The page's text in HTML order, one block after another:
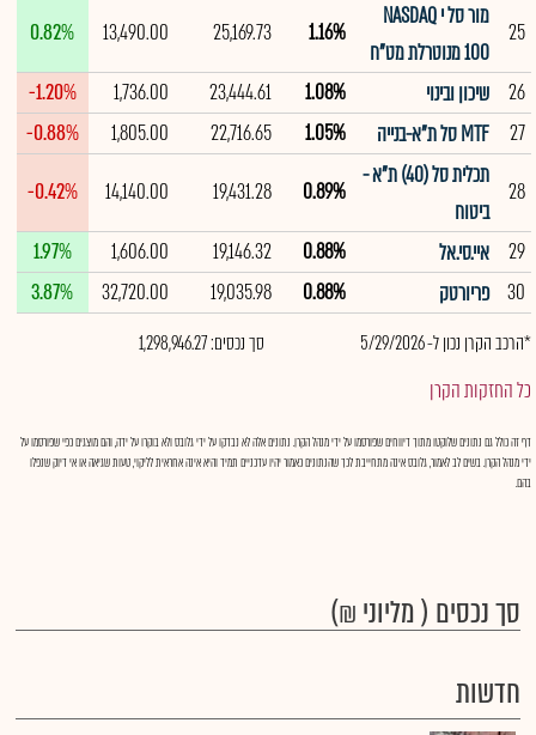
25
מור סל י NASDAQ
100 מנוטרלת מט"ח
1.16%
25,169.73
13,490.00
0.82%
26
שיכון ובינוי 1.08%
23,444.61
1,736.00
-1.20%
27
MTF סל ת"א-בנייה 1.05%
22,716.65
1,805.00
-0.88%
28
תכלית סל (40) ת"א -
ביטוח
0.89%
19,431.28
14,140.00
-0.42%
29
איי.סי.אל 0.88%
19,146.32
1,606.00
1.97%
30
פריורטק 0.88%
19,035.98
32,720.00
3.87%
*הרכב הקרן נכון ל- 5/29/2026 סך נכסים: 1,298,946.27
כל החזקות הקרן
דף זה כולל גם נתונים שלוקטו מתוך דיווחים שפורסמו על ידי מנהל הקרן. נתונים אלה לא נבדקו על ידי גלובס ולא בוקרו על ידה, והם מוצגים כפי שפורסמו על
ידי מנהל הקרן. בשים לב לאמור, גלובס אינה מתחייבת לכך שהנתונים כאמור יהיו עדכניים תמיד והיא אינה אחראית לליקוי, טעות שגיאה או אי דיוק שנפלו
בהם.
סך נכסים ( מליוני ₪)
חדשות